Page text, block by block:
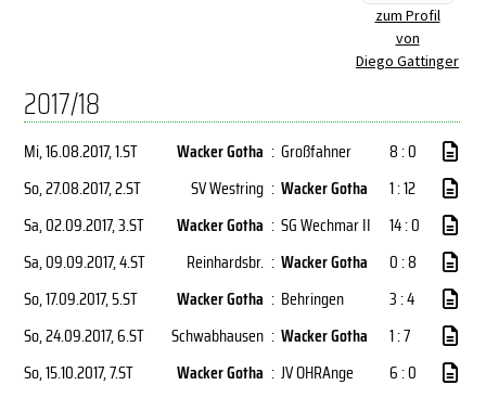
zum Profil
von
Diego Gattinger
2017/18
Mi, 16.08.2017, 1.ST Wacker Gotha : Großfahner
8 : 0
So, 27.08.2017, 2.ST SV Westring : Wacker Gotha
1 : 12
Sa, 02.09.2017, 3.ST Wacker Gotha : SG Wechmar II
14 : 0
Sa, 09.09.2017, 4.ST Reinhardsbr. : Wacker Gotha
0 : 8
So, 17.09.2017, 5.ST Wacker Gotha : Behringen
3 : 4
So, 24.09.2017, 6.ST Schwabhausen : Wacker Gotha
1 : 7
So, 15.10.2017, 7.ST Wacker Gotha : JV OHRAnge
6 : 0